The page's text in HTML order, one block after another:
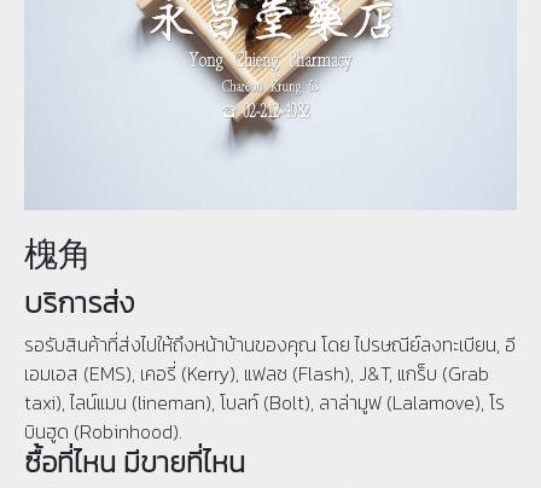
槐角
บริการส่ง
รอรับสินค้าที่ส่งไปให้ถึงหน้าบ้านของคุณ โดย ไปรษณีย์ลงทะเบียน, อี
เอมเอส (EMS), เคอรี่ (Kerry), แฟลช (Flash), J&T, แกร็บ (Grab
taxi), ไลน์แมน (lineman), โบลท์ (Bolt), ลาล่ามูฟ (Lalamove), โร
บินฮูด (Robinhood).
ซื้อที่ไหน มีขายที่ไหน